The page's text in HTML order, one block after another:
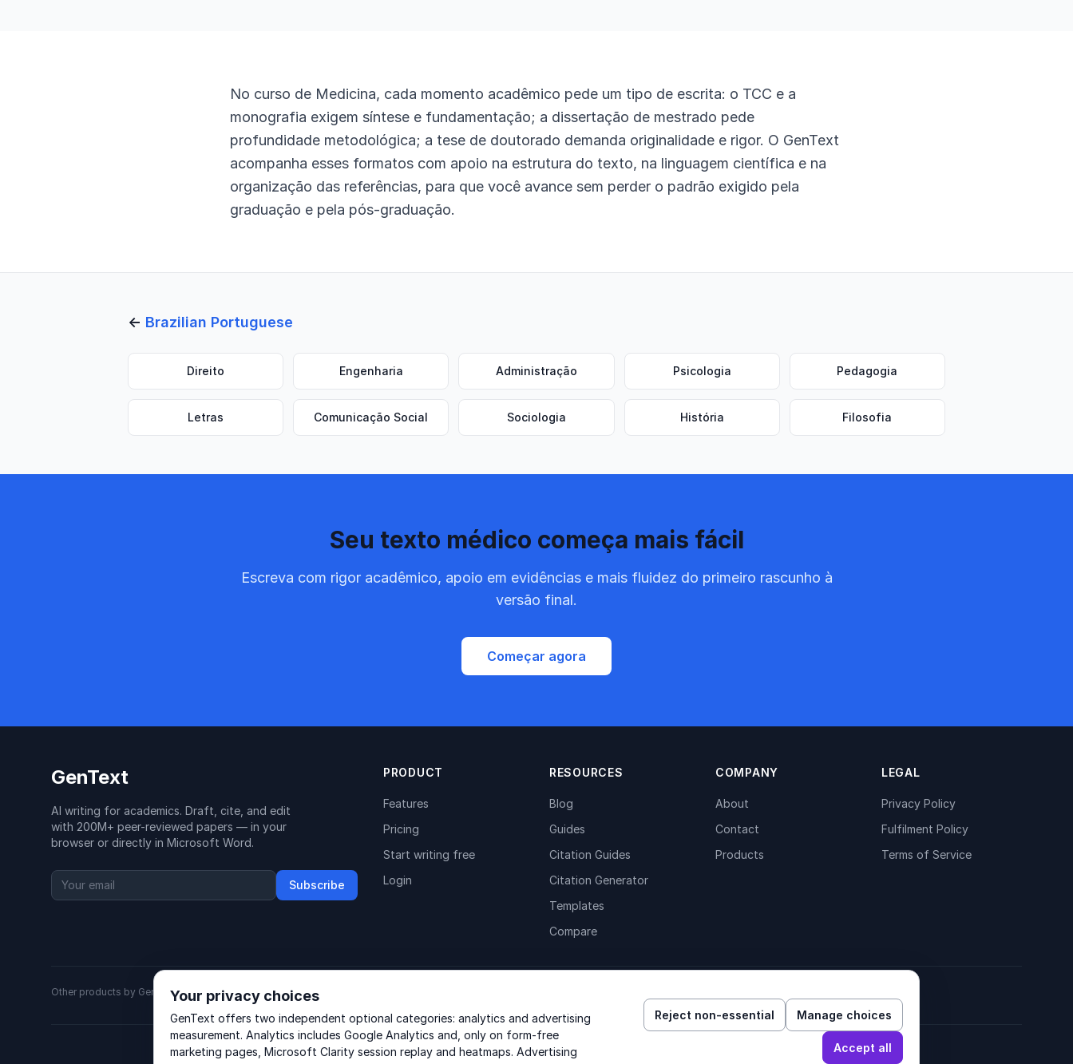
No curso de Medicina, cada momento acadêmico pede um tipo de escrita: o TCC e a
monografia exigem síntese e fundamentação; a dissertação de mestrado pede
profundidade metodológica; a tese de doutorado demanda originalidade e rigor. O GenText
acompanha esses formatos com apoio na estrutura do texto, na linguagem científica e na
organização das referências, para que você avance sem perder o padrão exigido pela
graduação e pela pós-graduação.
← Brazilian Portuguese
Direito Engenharia Administração Psicologia Pedagogia
Letras Comunicação Social Sociologia História Filosofia
Seu texto médico começa mais fácil
Escreva com rigor acadêmico, apoio em evidências e mais fluidez do primeiro rascunho à
versão final.
Começar agora
GenText
AI writing for academics. Draft, cite, and edit
with 200M+ peer-reviewed papers — in your
browser or directly in Microsoft Word.
Subscribe
PRODUCT
Features
Pricing
Start writing free
Login
RESOURCES
Blog
Guides
Citation Guides
Citation Generator
Templates
Compare
COMPANY
About
Contact
Products
LEGAL
Privacy Policy
Fulfilment Policy
Terms of Service
Other products by GenText Group:LexDraft ·MentalNote
© 2026 GenText Group Inc. All rights reserved.
Your privacy choices
GenText offers two independent optional categories: analytics and advertising
measurement. Analytics includes Google Analytics and, only on form-free
marketing pages, Microsoft Clarity session replay and heatmaps. Advertising
Reject non-essential Manage choices
Accept all